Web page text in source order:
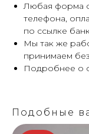
Любая форма
телефона,
по ссылке
Мы так же
принимаем
Подробнее о
Подобные